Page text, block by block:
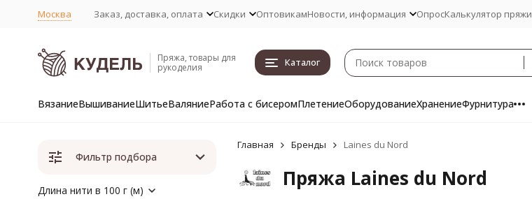
Москва Заказ, доставка, оплата Скидки ОптовикамНовости, информация ОпросКалькулятор пряжи
Пряжа, товары для
рукоделия
Каталог
ВязаниеВышиваниеШитьеВаляниеРабота с бисеромПлетениеОборудованиеХранениеФурнитура
Главная Бренды Laines du Nord
Пряжа Laines du Nord
Фильтр подбора
Длина нити в 100 г (м)